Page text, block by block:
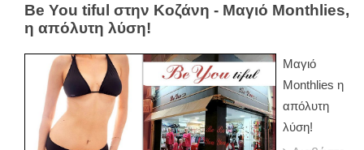
Be You tiful στην Κοζάνη - Μαγιό Monthlies,
η απόλυτη λύση!
Μαγιό
Monthlies η
απόλυτη
λύση!